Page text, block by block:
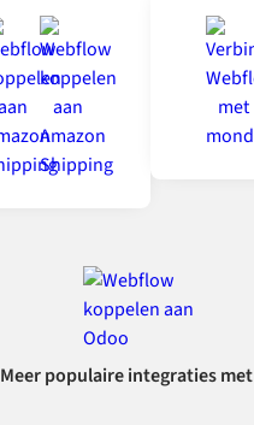
Meer populaire integraties met